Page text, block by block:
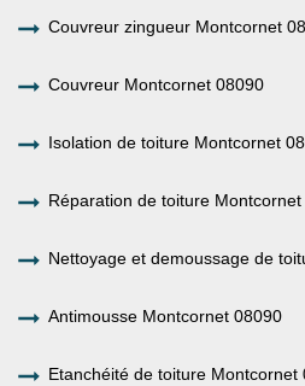
Couvreur zingueur Montcornet
Couvreur Montcornet 08090
Isolation de toiture Montcornet
Réparation de toiture
Nettoyage et demoussage de
Antimousse Montcornet 08090
Etanchéité de toiture Montcornet